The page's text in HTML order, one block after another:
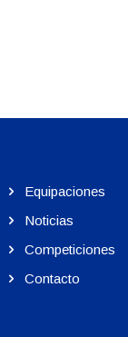
Equipaciones
Noticias
Competiciones
Contacto